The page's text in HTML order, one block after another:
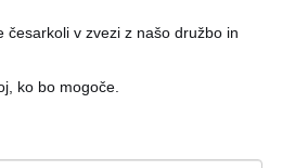
česarkoli v zvezi z našo družbo in
ko bo mogoče.